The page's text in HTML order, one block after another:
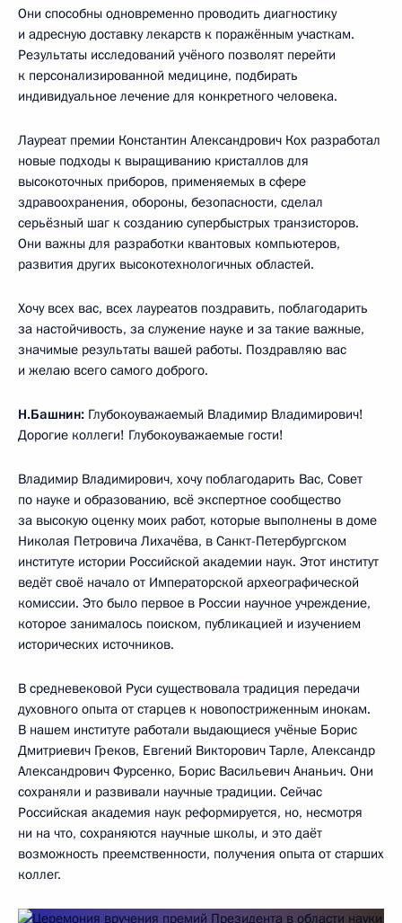
Они способны одновременно проводить диагностику
и адресную доставку лекарств к поражённым участкам.
Результаты исследований учёного позволят перейти
к персонализированной медицине, подбирать
индивидуальное лечение для конкретного человека.
Лауреат премии Константин Александрович Кох разработал
новые подходы к выращиванию кристаллов для
высокоточных приборов, применяемых в сфере
здравоохранения, обороны, безопасности, сделал
серьёзный шаг к созданию супербыстрых транзисторов.
Они важны для разработки квантовых компьютеров,
развития других высокотехнологичных областей.
Хочу всех вас, всех лауреатов поздравить, поблагодарить
за настойчивость, за служение науке и за такие важные,
значимые результаты вашей работы. Поздравляю вас
и желаю всего самого доброго.
Н.Башнин: Глубокоуважаемый Владимир Владимирович!
Дорогие коллеги! Глубокоуважаемые гости!
Владимир Владимирович, хочу поблагодарить Вас, Совет
по науке и образованию, всё экспертное сообщество
за высокую оценку моих работ, которые выполнены в доме
Николая Петровича Лихачёва, в Санкт-Петербургском
институте истории Российской академии наук. Этот институт
ведёт своё начало от Императорской археографической
комиссии. Это было первое в России научное учреждение,
которое занималось поиском, публикацией и изучением
исторических источников.
В средневековой Руси существовала традиция передачи
духовного опыта от старцев к новопостриженным инокам.
В нашем институте работали выдающиеся учёные Борис
Дмитриевич Греков, Евгений Викторович Тарле, Александр
Александрович Фурсенко, Борис Васильевич Ананьич. Они
сохраняли и развивали научные традиции. Сейчас
Российская академия наук реформируется, но, несмотря
ни на что, сохраняются научные школы, и это даёт
возможность преемственности, получения опыта от старших
коллег.